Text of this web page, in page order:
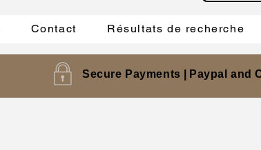
Contact Résultats de recherche
Secure Payments | Paypal and